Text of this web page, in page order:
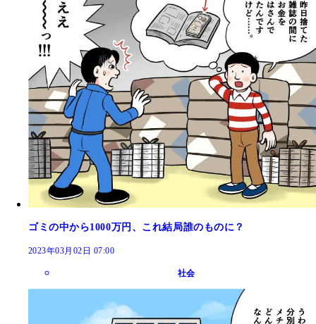
ゴミの中から1000万円、これ結局誰のものに？
2023年03月02日 07:00
社会